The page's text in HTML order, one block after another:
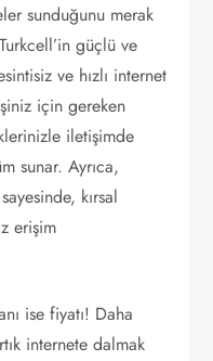
sunduğunu merak
güçlü ve
ve hızlı internet
için gereken
iletişimde
sunar. Ayrıca,
kırsal
erişim
ise fiyatı! Daha
internete dalmak